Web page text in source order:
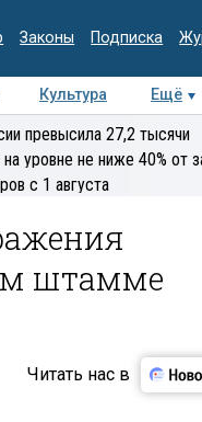
Законы Подписка
Культура Ещё
Колумнисты
превысила 27,2 тысячи
уровне не ниже 40% от
с 1 августа
штамме
Читать нас в